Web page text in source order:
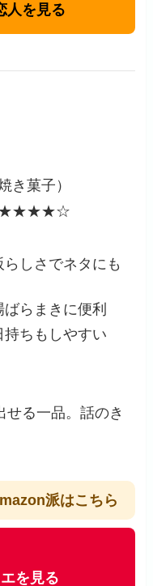
人を見る
き菓子）
】★★★★☆
らしさでネタにも
らまきに便利
ちもしやすい
せる一品。話のき
派はこちら
を見る